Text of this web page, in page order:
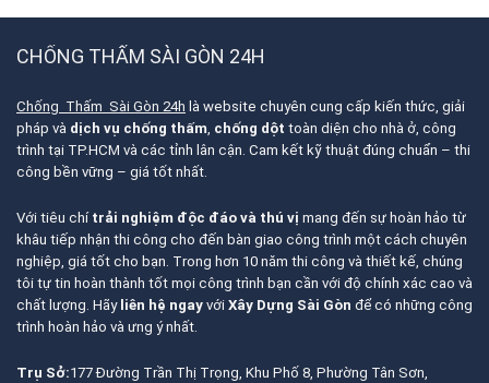
CHỐNG THẤM SÀI GÒN 24H
Chống Thấm Sài Gòn 24h là website chuyên cung cấp kiến thức, giải
pháp và dịch vụ chống thấm, chống dột toàn diện cho nhà ở, công
trình tại TP.HCM và các tỉnh lân cận. Cam kết kỹ thuật đúng chuẩn – thi
công bền vững – giá tốt nhất.
Với tiêu chí trải nghiệm độc đáo và thú vị mang đến sự hoàn hảo từ
khâu tiếp nhận thi công cho đến bàn giao công trình một cách chuyên
nghiệp, giá tốt cho bạn. Trong hơn 10 năm thi công và thiết kế, chúng
tôi tự tin hoàn thành tốt mọi công trình bạn cần với độ chính xác cao và
chất lượng. Hãy liên hệ ngay với Xây Dựng Sài Gòn để có những công
trình hoàn hảo và ưng ý nhất.
Trụ Sở:177 Đường Trần Thị Trọng, Khu Phố 8, Phường Tân Sơn,